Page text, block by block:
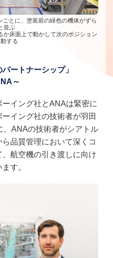
とに、塗装前の緑色の機体がずら
並ぶ
床面上で動かして次のポジション
する
ートナーシップ」
～
イング社とANAは緊密に
イング社の技術者が羽田
、ANAの技術者がシアトル
品質管理において深くコ
航空機の引き渡しに向け
す。